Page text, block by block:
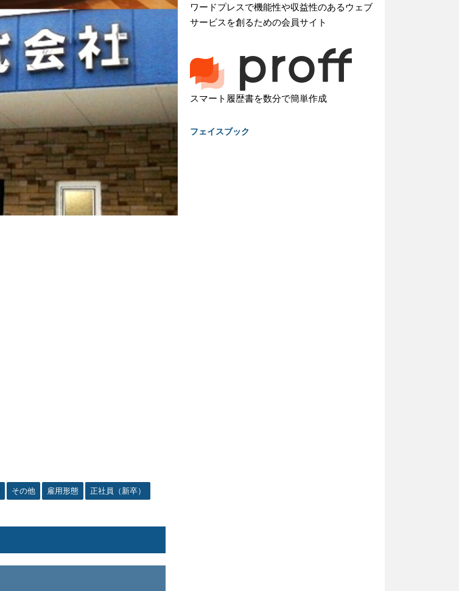
その他 雇用形態 正社員（新卒）
ワードプレスで機能性や収益性のあるウェブ
サービスを創るための会員サイト
スマート履歴書を数分で簡単作成
フェイスブック